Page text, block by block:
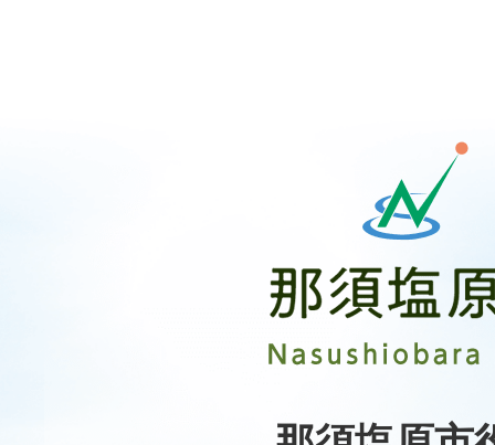
原
市
City